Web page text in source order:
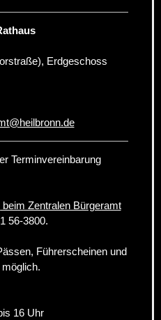
Erdgeschoss
@heilbronn.de
Terminvereinbarung
Zentralen Bürgeramt
56-3800.
Führerscheinen und
16 Uhr